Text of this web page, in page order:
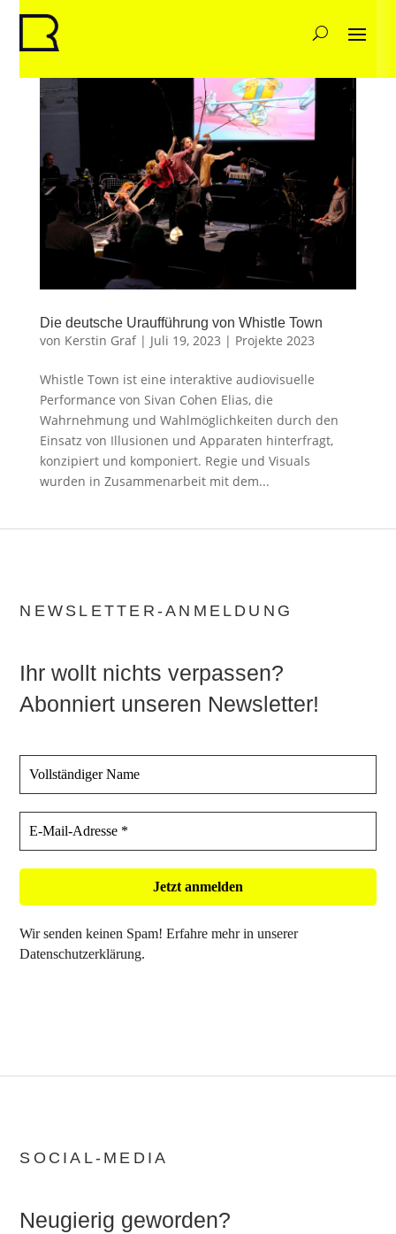
Die deutsche Uraufführung von Whistle Town
von Kerstin Graf| Juli 19, 2023 | Projekte 2023
Whistle Town ist eine interaktive audiovisuelle
Performance von Sivan Cohen Elias, die
Wahrnehmung und Wahlmöglichkeiten durch den
Einsatz von Illusionen und Apparaten hinterfragt,
konzipiert und komponiert. Regie und Visuals
wurden in Zusammenarbeit mit dem...
NEWSLETTER-ANMELDUNG
Ihr wollt nichts verpassen?
Abonniert unseren Newsletter!
Wir senden keinen Spam! Erfahre mehr in unserer
Datenschutzerklärung.
SOCIAL-MEDIA
Neugierig geworden?